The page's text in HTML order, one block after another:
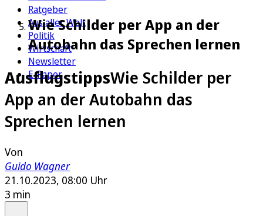
Ratgeber
Aus aller Welt
Politik
Wirtschaft
Newsletter
E-Paper
Wie Schilder per App an der
Autobahn das Sprechen lernen
AusflugstippsWie Schilder per
App an der Autobahn das
Sprechen lernen
Von
Guido Wagner
21.10.2023, 08:00 Uhr
3 min